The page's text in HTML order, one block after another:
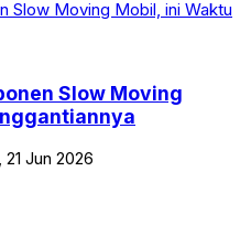
Slow Moving
Jun 2026